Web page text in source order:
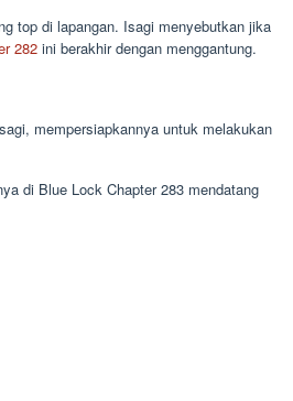
top di lapangan. Isagi menyebutkan jika
282 ini berakhir dengan menggantung.
mempersiapkannya untuk melakukan
di Blue Lock Chapter 283 mendatang